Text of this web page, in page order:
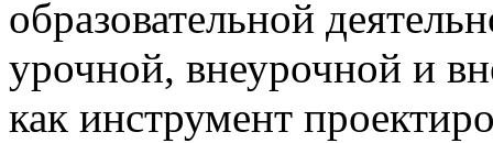
образовательной
урочной, внеурочной и
как инструмент